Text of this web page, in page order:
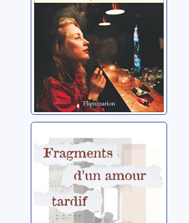
Fragments d’un
amour tardif
Barbey, Mary Anna